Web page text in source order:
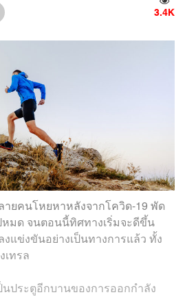
3.4K
ายคนโหยหาหลังจากโควิด-19 พัด
หมด จนตอนนี้ทิศทางเริ่มจะดีขึ้น
แข่งขันอย่างเป็นทางการแล้ว ทั้ง
เทรล
นประตูอีกบานของการออกกำลัง